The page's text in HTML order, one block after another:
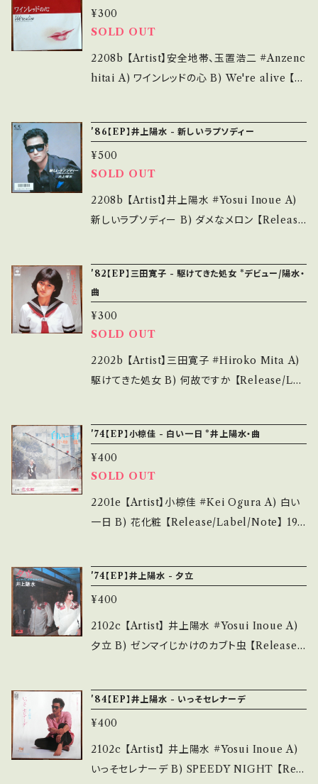
cond hand. *詳しくは ■■■状態・説明 / 発
送について■■■ をご覧ください。 https://on
bankutsu.thebase.in/items/14252144 お知
らせ等は、About 画面にてご確認ください。 __
A)参考視聴:https://youtu.be/dvE9v-wwaX
g 【Condition】 Jacket/Record：B+/B+ (国内
盤) _________________________
【About the state/状態説明】 S・新品未開封
み多 その他、+ - で補足しています。 *中古とい
う事をご理解して頂ける方のご購入をお願い致
します。 Please purchase it if you underst
and that it is second hand. *詳しくは ■■
■状態・説明 / 発送について■■■ をご覧くだ
確認ください。 ___
¥300
SOLD OUT
2208b 【Artist】安全地帯、玉置浩二 #Anzenc
hitai A) ワインレッドの心 B) We're alive 【R
星勝 '83 HIT! 【Condition】 Jacket/Recor
d：B/B+ (国内盤) _________________
________ 【About the state/状態説明】
S・新品未開封など A・綺麗・キズ等も無く、痛み
も薄い B・多少痛み・キズなど見られる C・痛み
入をお願い致します。 Please purchase it if
you understand that it is second hand. *
詳しくは ■■■状態・説明 / 発送について■■
■ をご覧ください。 https://onbankutsu.theb
ase.in/items/14252144 お知らせ等は、About
画面にてご確認ください。 ___
'86【EP】井上陽水 - 新しいラプソディー
¥500
SOLD OUT
2208b 【Artist】井上陽水 #Yosui Inoue A)
新しいラプソディー B) ダメなメロン 【Releas
68ho 【Condition】 Jacket/Record：B+/B+
(国内盤) ______________________
___ 【About the state/状態説明】 S・新品未
開封など A・綺麗・キズ等も無く、痛みも薄い B・
多少痛み・キズなど見られる C・痛み多・キズ多
く痛み多 その他、+ - で補足しています。 *中古
erstand that it is second hand. *詳しくは
■■■状態・説明 / 発送について■■■ をご覧
ください。 https://onbankutsu.thebase.in/it
ems/14252144 お知らせ等は、About 画面に
てご確認ください。 ___【bid】2310
'82【EP】三田寛子 - 駆けてきた処女 *デビュー/陽水・
曲
¥300
SOLD OUT
2202b 【Artist】三田寛子 #Hiroko Mita A)
駆けてきた処女 B) 何故ですか 【Release/Lab
考視聴: https://youtu.be/cOF-5DmUKtw
【Condition】 Jacket/Record：B/A (国内盤)
*ジャケ=ハガキ部分欠損 _____________
____________ 【About the state/状態
説明】 S・新品未開封など A・綺麗・キズ等も無
しています。 *中古という事をご理解して頂ける
方のご購入をお願い致します。 Please purcha
se it if you understand that it is second
hand. *詳しくは ■■■状態・説明 / 発送につ
は、About 画面にてご確認ください。 ___【bi
d】2407y
'74【EP】小椋佳 - 白い一日 *井上陽水・曲
¥400
SOLD OUT
2201e 【Artist】小椋佳 #Kei Ogura A) 白い
一日 B) 花化粧 【Release/Label/Note】 197
参考視聴: https://youtu.be/3mq1syQHa4o
【Condition】 Jacket/Record：B/B (国内
盤) _________________________
【About the state/状態説明】 S・新品未開封
み多 その他、+ - で補足しています。 *中古とい
う事をご理解して頂ける方のご購入をお願い致
'74【EP】井上陽水 - 夕立
¥400
2102c 【Artist】 井上陽水 #Yosui Inoue A)
夕立 B) ゼンマイじかけのカブト虫 【Release/
B/B (国内盤)*黄シミ 【About the state/状態
説明】 S・新品未開封など A・綺麗・キズ等も無
く、痛みも薄い B・多少痛み・キズなど見られる
C・痛み多・キズ多く痛み多 その他、+ - で補足
'84【EP】井上陽水 - いっそセレナーデ
¥400
2102c 【Artist】 井上陽水 #Yosui Inoue A)
いっそセレナーデ B) SPEEDY NIGHT 【Rele